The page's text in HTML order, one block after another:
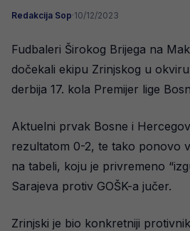
Redakcija Sop·10/12/2023
Fudbaleri Širokog Brijega na
dočekali ekipu Zrinjskog u
derbija 17. kola Premijer lige
Aktuelni prvak Bosne i
rezultatom 0-2, te tako ponovo
na tabeli, koju je privremeno
Sarajeva protiv GOŠK-a jučer.
Zrinjski je bio konkretniji